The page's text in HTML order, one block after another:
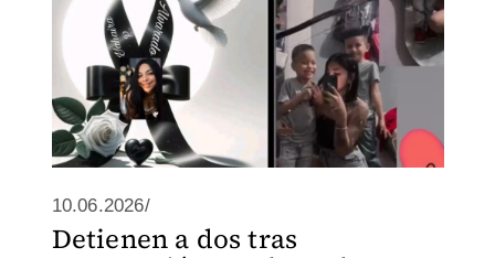
10.06.2026/
Detienen a dos tras